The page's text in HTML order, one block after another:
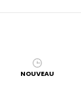
NOUVEAU